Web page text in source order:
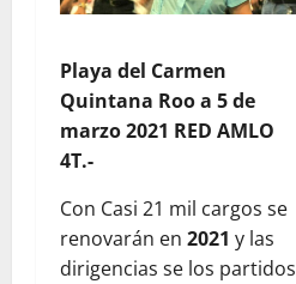
Playa del Carmen
Quintana Roo a 5 de
marzo 2021 RED AMLO
4T.-
Con Casi 21 mil cargos se
renovarán en 2021 y las
dirigencias se los partidos